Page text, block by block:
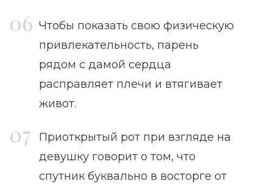
Чтобы показать свою физическую
привлекательность, парень
рядом с дамой сердца
расправляет плечи и втягивает
живот.
Приоткрытый рот при взгляде на
девушку говорит о том, что
спутник буквально в восторге от